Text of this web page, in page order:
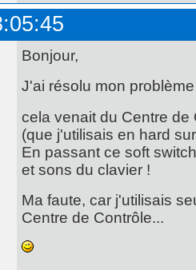
Bonjour,
J'ai résolu mon
cela venait du Centre
(que j'utilisais en hard
En passant ce soft
et sons du clavier !
Ma faute, car j'utilisais
Centre de Contrôle...